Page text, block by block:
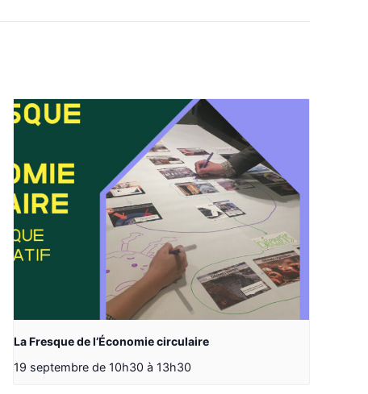
La Fresque de l’Économie circulaire
19 septembre de 10h30 à 13h30